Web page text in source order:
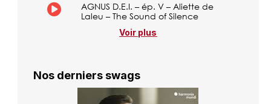
AGNUS D.E.I. – ép. V – Aliette de
Laleu – The Sound of Silence
Voir plus
Nos derniers swags